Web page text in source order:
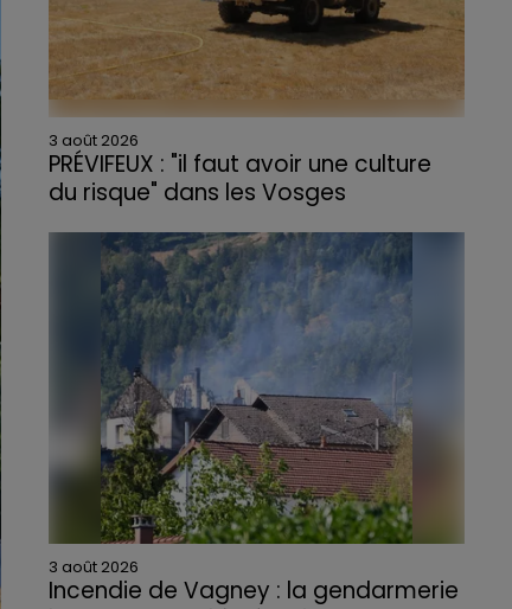
3 août 2026
PRÉVIFEUX : "il faut avoir une culture
du risque" dans les Vosges
3 août 2026
Incendie de Vagney : la gendarmerie